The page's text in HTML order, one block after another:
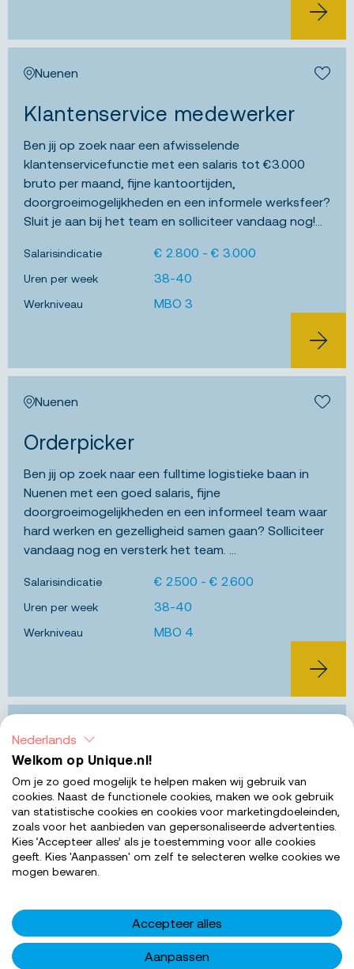
BEKIJK
Nuenen
Klantenservice medewerker
Ben jij op zoek naar een afwisselende
klantenservicefunctie met een salaris tot €3.000
bruto per maand, fijne kantoortijden,
doorgroeimogelijkheden en een informele werksfeer?
Sluit je aan bij het team en solliciteer vandaag nog!...
Salarisindicatie € 2.800 - € 3.000
Uren per week 38-40
Werkniveau MBO 3
BEKIJK
Nuenen
Orderpicker
Ben jij op zoek naar een fulltime logistieke baan in
Nuenen met een goed salaris, fijne
doorgroeimogelijkheden en een informeel team waar
hard werken en gezelligheid samen gaan? Solliciteer
vandaag nog en versterk het team. ...
Salarisindicatie € 2.500 - € 2.600
Uren per week 38-40
Werkniveau MBO 4
BEKIJK
Logistiek medewerker
Ben jij graag fysiek bezig en werk je het liefst in een
dynamische omgeving waar geen dag hetzelfde is?
Voor het magazijn in Nuenen zijn wij op zoek naar
een logistiek medewerker die ons team komt
versterken....
Salarisindicatie € 2.500 - € 2.600
Uren per week 38-40
MBO 4
Nederlands
Welkom op Unique.nl!
Om je zo goed mogelijk te helpen maken wij gebruik van
cookies. Naast de functionele cookies, maken we ook gebruik
van statistische cookies en cookies voor marketingdoeleinden,
zoals voor het aanbieden van gepersonaliseerde advertenties.
Kies ‘Accepteer alles’ als je toestemming voor alle cookies
geeft. Kies 'Aanpassen' om zelf te selecteren welke cookies we
mogen bewaren.
Accepteer alles
Aanpassen